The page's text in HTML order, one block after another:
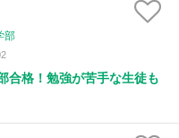
部
合格！勉強が苦手な生徒も